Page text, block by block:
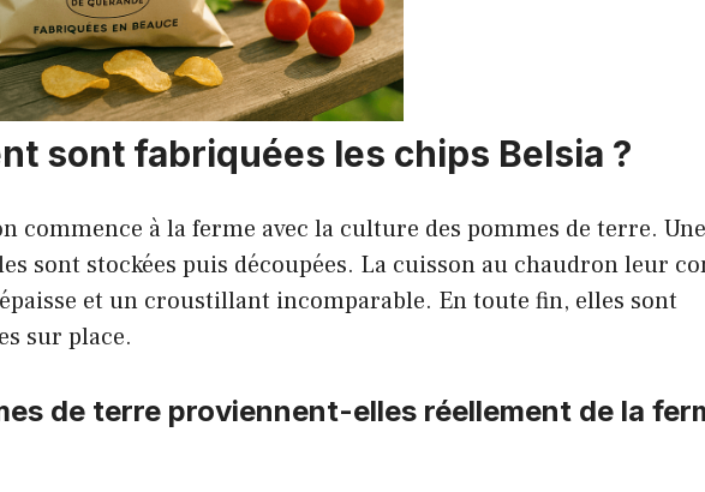
sont fabriquées les chips Belsia ?
commence à la ferme avec la culture des pommes de terre.
sont stockées puis découpées. La cuisson au chaudron leur
et un croustillant incomparable. En toute fin, elles sont
sur place.
de terre proviennent-elles réellement de la